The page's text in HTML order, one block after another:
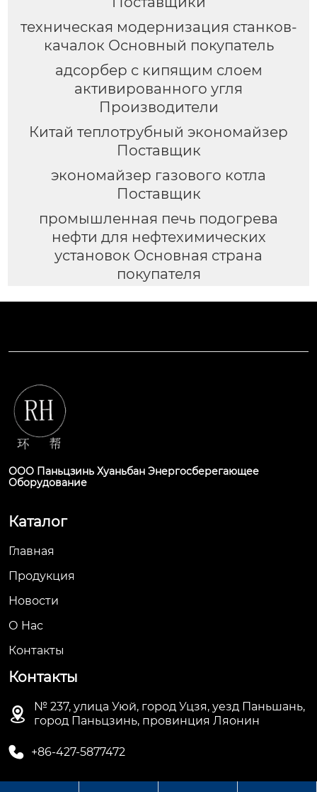
техническая модернизация станков-
качалок Основный покупатель
адсорбер с кипящим слоем
активированного угля
Производители
Китай теплотрубный экономайзер
Поставщик
экономайзер газового котла
Поставщик
промышленная печь подогрева
нефти для нефтехимических
установок Основная страна
покупателя
ООО Паньцзинь Хуаньбан Энергосберегающее
Оборудование
Каталог
Главная
Продукция
Новости
О Hас
Контакты
Контакты

№ 237, улица Уюй, город Уцзя, уезд Паньшань,
город Паньцзинь, провинция Ляонин
 +86-427-5877472